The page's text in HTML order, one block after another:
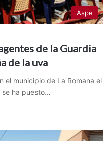
Aspe
de la Guardia
de la uva
el municipio de La Romana el
ha puesto…